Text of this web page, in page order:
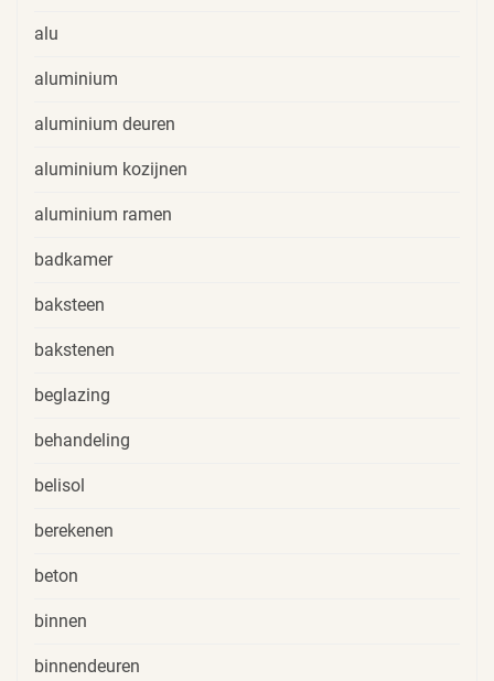
alu
aluminium
aluminium deuren
aluminium kozijnen
aluminium ramen
badkamer
baksteen
bakstenen
beglazing
behandeling
belisol
berekenen
beton
binnen
binnendeuren